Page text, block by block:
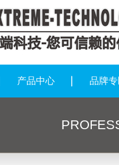
产品中心 品牌